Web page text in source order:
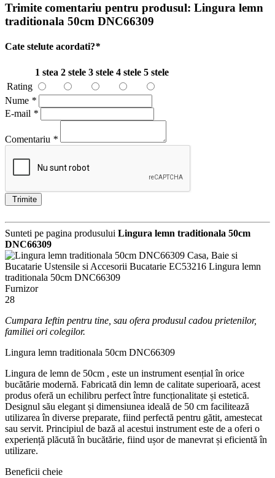
Trimite comentariu pentru produsul: Lingura lemn
traditionala 50cm DNC66309
Cate stelute acordati?*
1 stea 2 stele 3 stele 4 stele 5 stele
Rating
Nume *
E-mail *
Comentariu *
Trimite
Sunteti pe pagina produsului Lingura lemn traditionala 50cm
DNC66309
Casa, Baie si
Bucatarie Ustensile si Accesorii Bucatarie EC53216 Lingura lemn
traditionala 50cm DNC66309
Furnizor
28
Cumpara Ieftin pentru tine, sau ofera produsul cadou prietenilor,
familiei ori colegilor.
Lingura lemn traditionala 50cm DNC66309
Lingura de lemn de 50cm , este un instrument esențial în orice
bucătărie modernă. Fabricată din lemn de calitate superioară, acest
produs oferă un echilibru perfect între funcționalitate și estetică.
Designul său elegant și dimensiunea ideală de 50 cm facilitează
utilizarea în diverse preparate, fiind perfectă pentru gătit, amestecat
sau servit. Principiul de bază al acestui instrument este de a oferi o
experiență plăcută în bucătărie, fiind ușor de manevrat și eficientă în
utilizare.
Beneficii cheie